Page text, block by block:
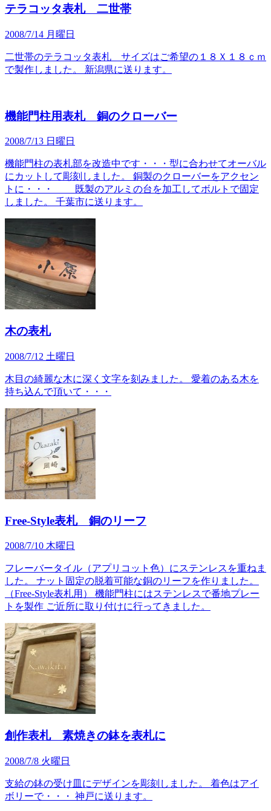
テラコッタ表札 二世帯
2008/7/14 月曜日
二世帯のテラコッタ表札 サイズはご希望の１８Ｘ１８ｃｍ
で製作しました。 新潟県に送ります。
機能門柱用表札 銅のクローバー
2008/7/13 日曜日
機能門柱の表札部を改造中です・・・型に合わせてオーバル
にカットして彫刻しました。 銅製のクローバーをアクセン
トに・・・ 既製のアルミの台を加工してボルトで固定
しました。 千葉市に送ります。
木の表札
2008/7/12 土曜日
木目の綺麗な木に深く文字を刻みました。 愛着のある木を
持ち込んで頂いて・・・
Free-Style表札 銅のリーフ
2008/7/10 木曜日
フレーバータイル（アプリコット色）にステンレスを重ねま
した。 ナット固定の脱着可能な銅のリーフを作りました。
（Free-Style表札用） 機能門柱にはステンレスで番地プレー
トを製作 ご近所に取り付けに行ってきました。
創作表札 素焼きの鉢を表札に
2008/7/8 火曜日
支給の鉢の受け皿にデザインを彫刻しました。 着色はアイ
ボリーで・・・ 神戸に送ります。